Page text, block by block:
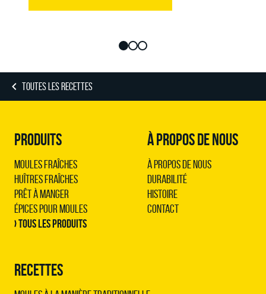
TOUTES LES RECETTES
PRODUITS
Moules Fraîches
Huîtres Fraîches
Prêt à Manger
Épices pour Moules
› Tous les produits
RECETTES
À PROPOS DE NOUS
À propos de nous
Durabilité
Histoire
Contact